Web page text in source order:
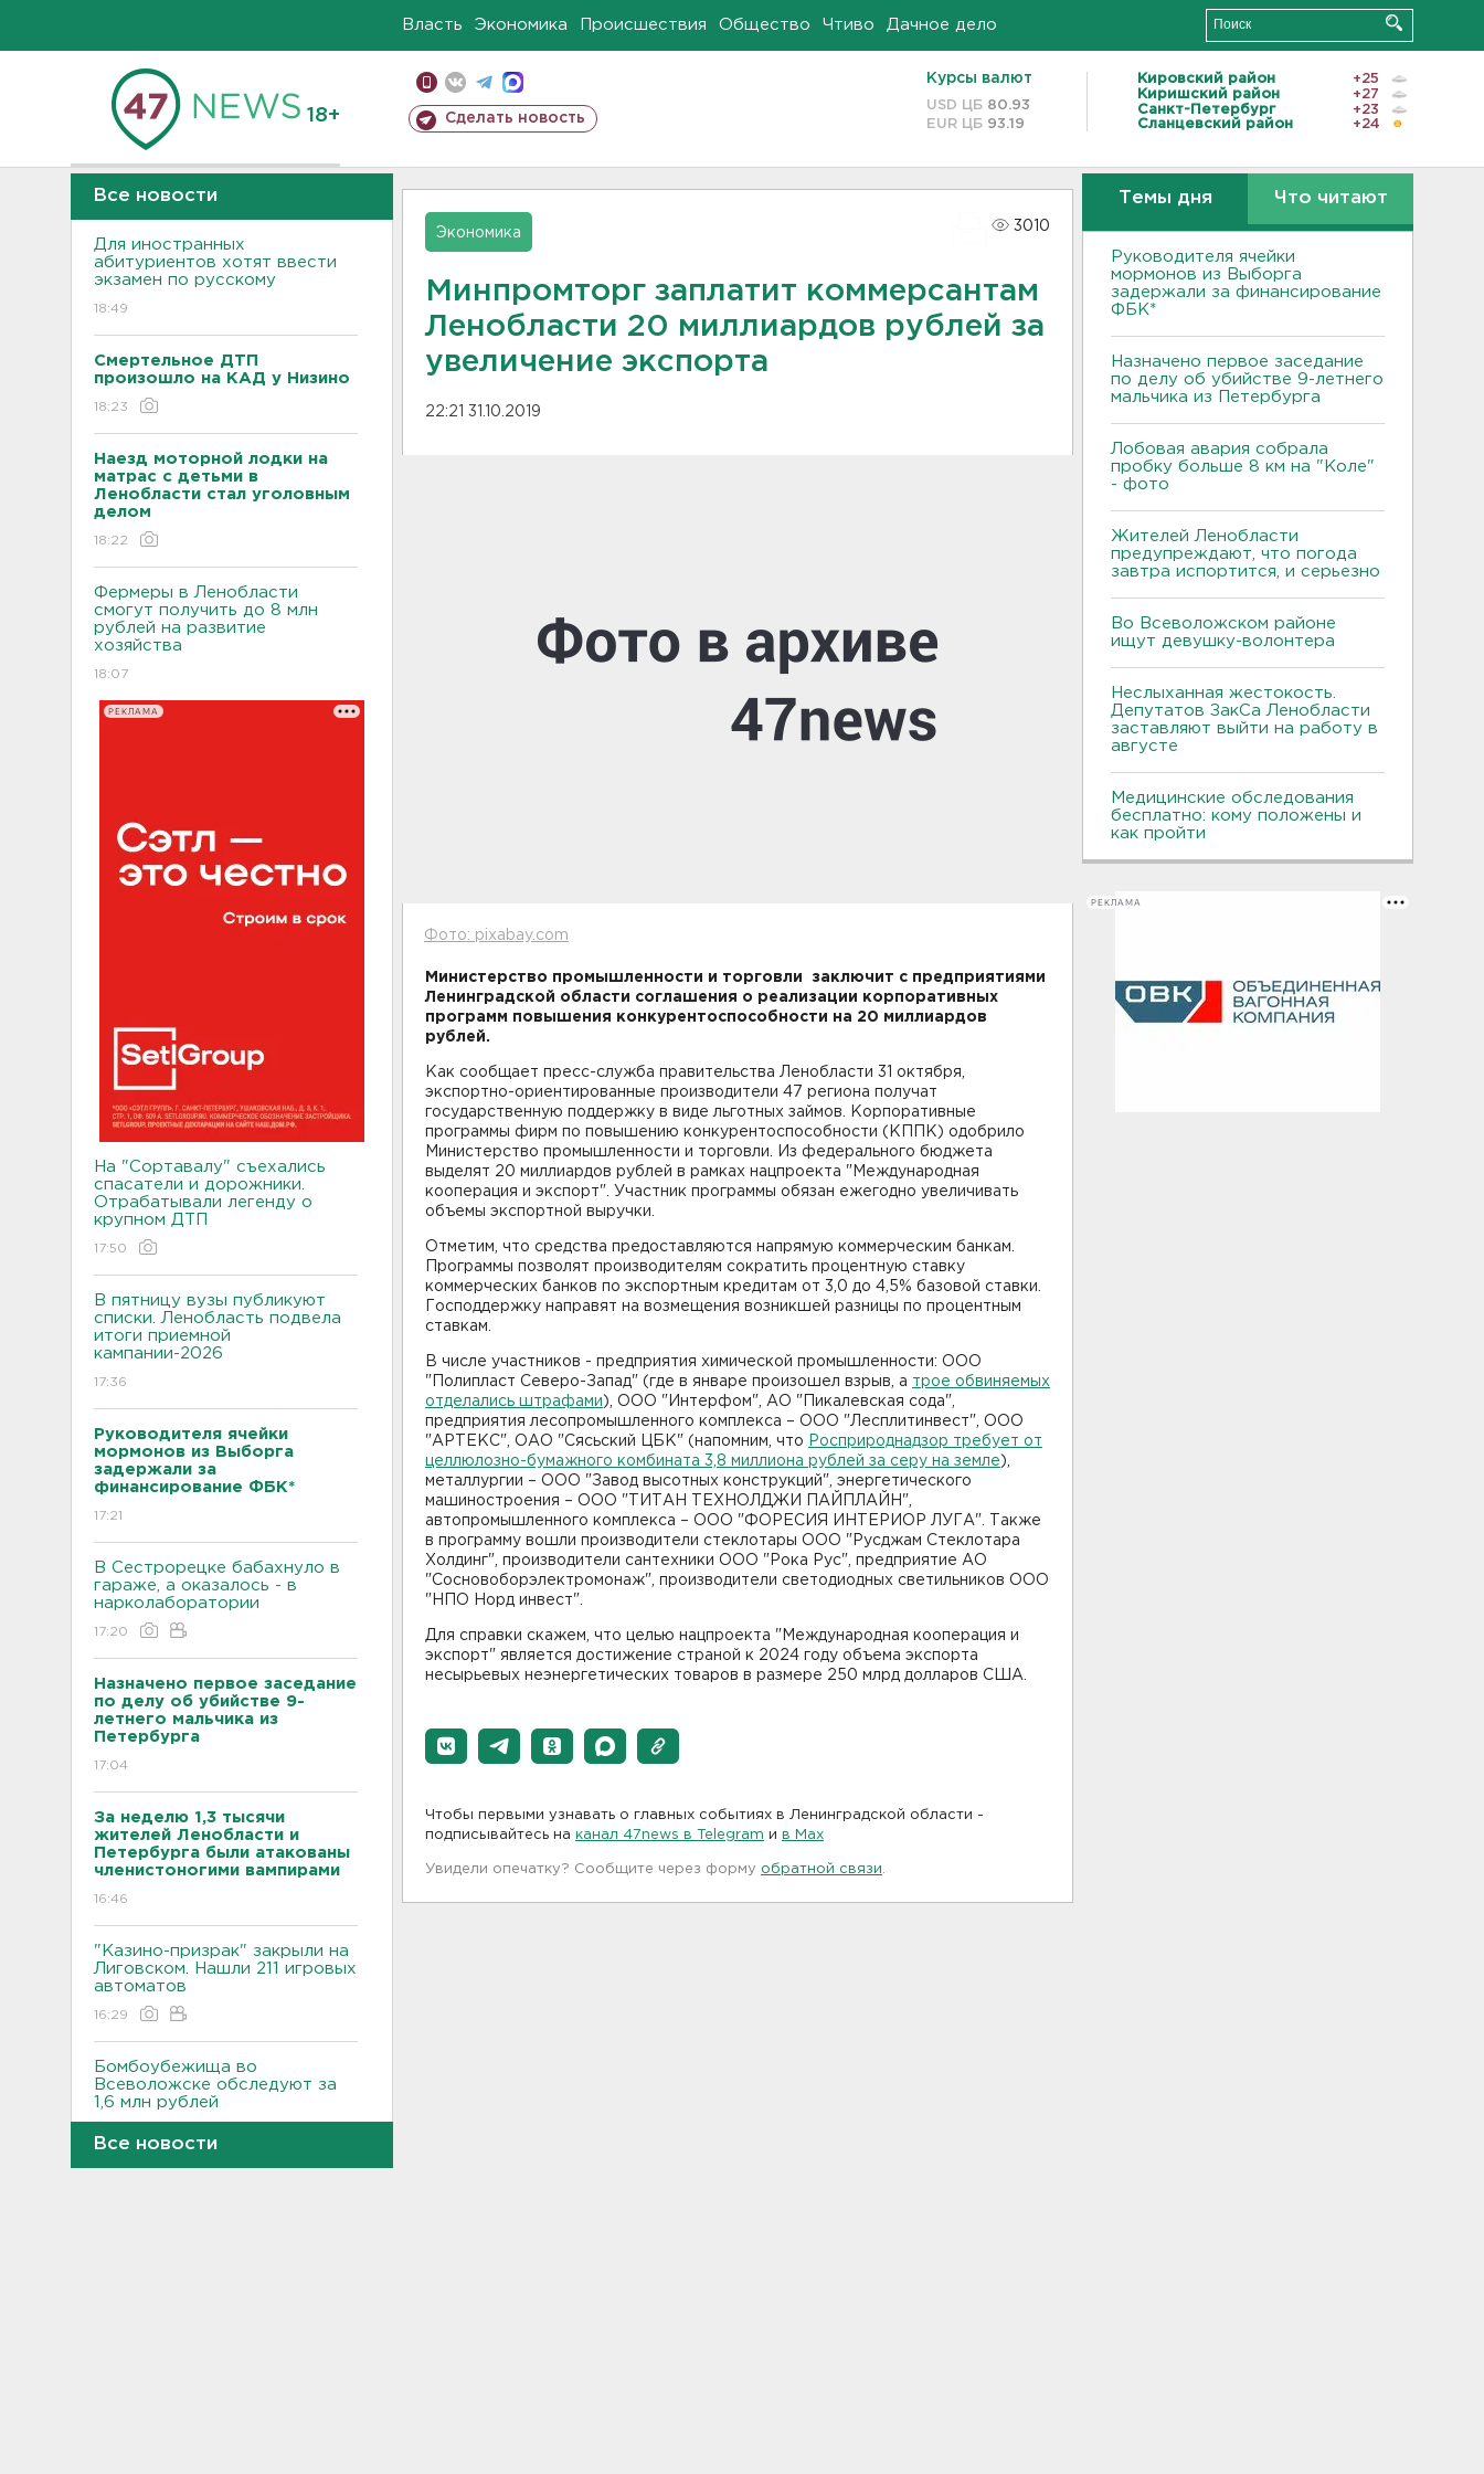
Власть Экономика Происшествия Общество Чтиво Дачное дело
18+ Сделать новость
Курсы валют
USD ЦБ 80.93
EUR ЦБ 93.19
Кировский район
+25
Киришский район
+27
Санкт-Петербург
+23
Сланцевский район
+24
Все новости
Для иностранных
абитуриентов хотят ввести
экзамен по русскому
18:49
Смертельное ДТП
произошло на КАД у Низино
18:23
Наезд моторной лодки на
матрас с детьми в
Ленобласти стал уголовным
делом
18:22
Фермеры в Ленобласти
смогут получить до 8 млн
рублей на развитие
хозяйства
18:07
РЕКЛАМА
На "Сортавалу" съехались
спасатели и дорожники.
Отрабатывали легенду о
крупном ДТП
17:50
В пятницу вузы публикуют
списки. Ленобласть подвела
итоги приемной
кампании-2026
17:36
Руководителя ячейки
мормонов из Выборга
задержали за
финансирование ФБК*
17:21
В Сестрорецке бабахнуло в
гараже, а оказалось - в
нарколаборатории
17:20
Назначено первое заседание
по делу об убийстве 9-
летнего мальчика из
Петербурга
17:04
За неделю 1,3 тысячи
жителей Ленобласти и
Петербурга были атакованы
членистоногими вампирами
16:46
"Казино-призрак" закрыли на
Лиговском. Нашли 211 игровых
автоматов
16:29
Бомбоубежища во
Всеволожске обследуют за
1,6 млн рублей
Все новости
Экономика
3010
Минпромторг заплатит коммерсантам
Ленобласти 20 миллиардов рублей за
увеличение экспорта
22:21 31.10.2019
Фото: pixabay.com
Министерство промышленности и торговли заключит с предприятиями
Ленинградской области соглашения о реализации корпоративных
программ повышения конкурентоспособности на 20 миллиардов
рублей.
Как сообщает пресс-служба правительства Ленобласти 31 октября,
экспортно-ориентированные производители 47 региона получат
государственную поддержку в виде льготных займов. Корпоративные
программы фирм по повышению конкурентоспособности (КППК) одобрило
Министерство промышленности и торговли. Из федерального бюджета
выделят 20 миллиардов рублей в рамках нацпроекта "Международная
кооперация и экспорт". Участник программы обязан ежегодно увеличивать
объемы экспортной выручки.
Отметим, что средства предоставляются напрямую коммерческим банкам.
Программы позволят производителям сократить процентную ставку
коммерческих банков по экспортным кредитам от 3,0 до 4,5% базовой ставки.
Господдержку направят на возмещения возникшей разницы по процентным
ставкам.
В числе участников - предприятия химической промышленности: ООО
"Полипласт Северо-Запад" (где в январе произошел взрыв, а трое обвиняемых
отделались штрафами ), ООО "Интерфом", АО "Пикалевская сода",
предприятия лесопромышленного комплекса – ООО "Лесплитинвест", ООО
"АРТЕКС", ОАО "Сясьский ЦБК" (напомним, что
Росприроднадзор требует от
целлюлозно-бумажного комбината 3,8 миллиона рублей за серу на земле ),
металлургии – ООО "Завод высотных конструкций", энергетического
машиностроения – ООО "ТИТАН ТЕХНОЛДЖИ ПАЙПЛАЙН",
автопромышленного комплекса – ООО "ФОРЕСИЯ ИНТЕРИОР ЛУГА". Также
в программу вошли производители стеклотары ООО "Русджам Стеклотара
Холдинг", производители сантехники ООО "Рока Рус", предприятие АО
"Сосновоборэлектромонаж", производители светодиодных светильников ООО
"НПО Норд инвест".
Для справки скажем, что целью нацпроекта "Международная кооперация и
экспорт" является достижение страной к 2024 году объема экспорта
несырьевых неэнергетических товаров в размере 250 млрд долларов США.
Чтобы первыми узнавать о главных событиях в Ленинградской области -
подписывайтесь на канал 47news в Telegram и в Maх
Увидели опечатку? Сообщите через форму обратной связи
Темы дня Что читают
Руководителя ячейки
мормонов из Выборга
задержали за финансирование
ФБК*
Назначено первое заседание
по делу об убийстве 9-летнего
мальчика из Петербурга
Лобовая авария собрала
пробку больше 8 км на "Коле"
- фото
Жителей Ленобласти
предупреждают, что погода
завтра испортится, и серьезно
Во Всеволожском районе
ищут девушку-волонтера
Неслыханная жестокость.
Депутатов ЗакСа Ленобласти
заставляют выйти на работу в
августе
Медицинские обследования
бесплатно: кому положены и
как пройти
РЕКЛАМА